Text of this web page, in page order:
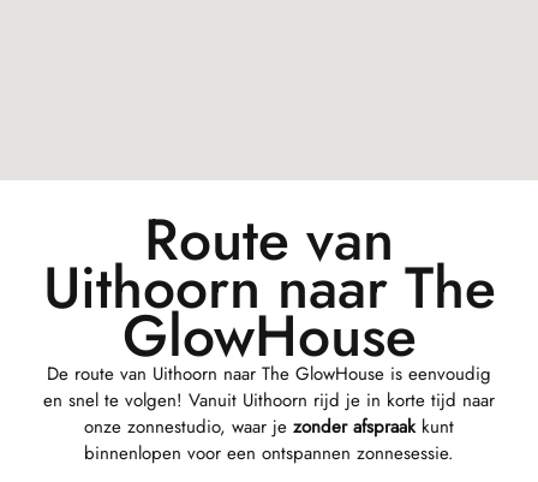
Route van
Uithoorn naar The
GlowHouse
De route van Uithoorn naar The GlowHouse is eenvoudig
en snel te volgen! Vanuit Uithoorn rijd je in korte tijd naar
onze zonnestudio, waar je zonder afspraakkunt
binnenlopen voor een ontspannen zonnesessie.